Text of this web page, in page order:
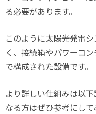
る必要があります。
このように太陽光発電
く、接続箱やパワーコ
で構成された設備です。
より詳しい仕組みは以
なる方はぜひ参考にして